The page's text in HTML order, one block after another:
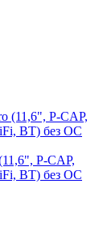
P-CAP,
BT) без ОС